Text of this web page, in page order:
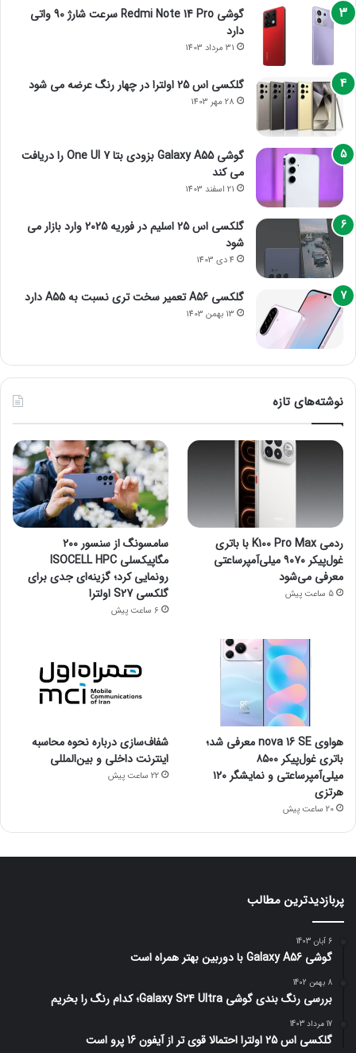
گوشی Redmi Note 14 Pro سرعت شارژ 90 واتی
دارد
31 مرداد 1403
گلکسی اس 25 اولترا در چهار رنگ عرضه می شود
28 مهر 1403
گوشی Galaxy A55 بزودی بتا One UI 7 را دریافت
می کند
21 اسفند 1403
گلکسی اس 25 اسلیم در فوریه 2025 وارد بازار می
شود
4 دی 1403
گلکسی A56 تعمیر سخت تری نسبت به A55 دارد
13 بهمن 1403
نوشته‌های تازه
ردمی K100 Pro Max با باتری
غول‌پیکر ۹۰۷۰ میلی‌آمپرساعتی
معرفی می‌شود
5 ساعت پیش
سامسونگ از سنسور ۲۰۰
مگاپیکسلی ISOCELL HPC
رونمایی کرد؛ گزینه‌ای جدی برای
گلکسی S27 اولترا
6 ساعت پیش
هواوی nova 16 SE معرفی شد؛
باتری غول‌پیکر ۸۵۰۰
میلی‌آمپرساعتی و نمایشگر ۱۲۰
هرتزی
20 ساعت پیش
شفاف‌سازی درباره نحوه محاسبه
اینترنت داخلی و بین‌المللی
22 ساعت پیش
پربازدیدترین مطالب
6 آبان 1403
گوشی Galaxy A56 با دوربین بهتر همراه است
8 بهمن 1402
بررسی رنگ بندی گوشی Galaxy S24 Ultra؛ کدام رنگ را بخریم
17 مرداد 1403
گلکسی اس 25 اولترا احتمالا قوی تر از آیفون 16 پرو است